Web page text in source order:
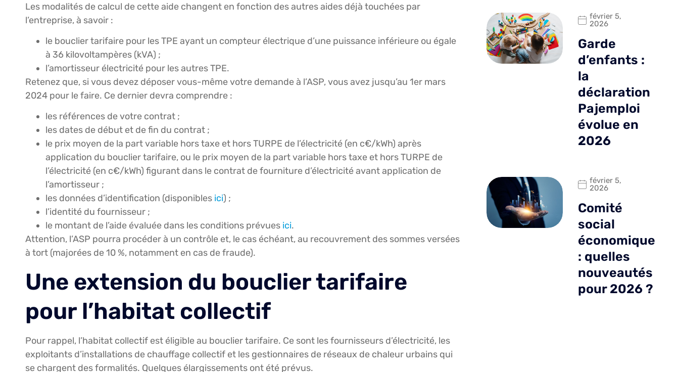
Les modalités de calcul de cette aide changent en fonction des autres aides déjà touchées par
l’entreprise, à savoir :
le bouclier tarifaire pour les TPE ayant un compteur électrique d’une puissance inférieure ou égale
à 36 kilovoltampères (kVA) ;
l’amortisseur électricité pour les autres TPE.
Retenez que, si vous devez déposer vous-même votre demande à l’ASP, vous avez jusqu’au 1er mars
2024 pour le faire. Ce dernier devra comprendre :
les références de votre contrat ;
les dates de début et de fin du contrat ;
le prix moyen de la part variable hors taxe et hors TURPE de l’électricité (en c€/kWh) après
application du bouclier tarifaire, ou le prix moyen de la part variable hors taxe et hors TURPE de
l’électricité (en c€/kWh) figurant dans le contrat de fourniture d’électricité avant application de
l’amortisseur ;
les données d’identification (disponibles ici) ;
l’identité du fournisseur ;
le montant de l’aide évaluée dans les conditions prévues ici.
Attention, l’ASP pourra procéder à un contrôle et, le cas échéant, au recouvrement des sommes versées
à tort (majorées de 10 %, notamment en cas de fraude).
Une extension du bouclier tarifaire
pour l’habitat collectif
Pour rappel, l’habitat collectif est éligible au bouclier tarifaire. Ce sont les fournisseurs d’électricité, les
exploitants d’installations de chauffage collectif et les gestionnaires de réseaux de chaleur urbains qui
se chargent des formalités. Quelques élargissements ont été prévus.
février 5,
2026
Garde
d’enfants :
la
déclaration
Pajemploi
évolue en
2026
février 5,
2026
Comité
social
économique
: quelles
nouveautés
pour 2026 ?